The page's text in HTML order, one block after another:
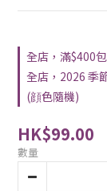
全店，滿$400
全店，2026 季
(顔色隨機)
HK$99.00
數量